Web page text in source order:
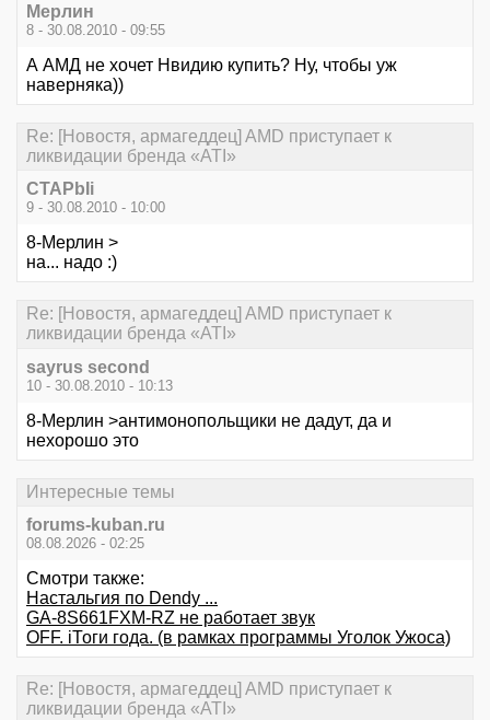
Мерлин
8 - 30.08.2010 - 09:55
А АМД не хочет Нвидию купить? Ну, чтобы уж
наверняка))
Re: [Новостя, армагеддец] AMD приступает к
ликвидации бренда «ATI»
CTAPbIi
9 - 30.08.2010 - 10:00
8-Мерлин >
на... надо :)
Re: [Новостя, армагеддец] AMD приступает к
ликвидации бренда «ATI»
sayrus second
10 - 30.08.2010 - 10:13
8-Мерлин >антимонопольщики не дадут, да и
нехорошо это
Интересные темы
forums-kuban.ru
08.08.2026 - 02:25
Смотри также:
Настальгия по Dendy ...
GA-8S661FXM-RZ не работает звук
OFF. iТоги года. (в рамках программы Уголок Ужоса)
Re: [Новостя, армагеддец] AMD приступает к
ликвидации бренда «ATI»